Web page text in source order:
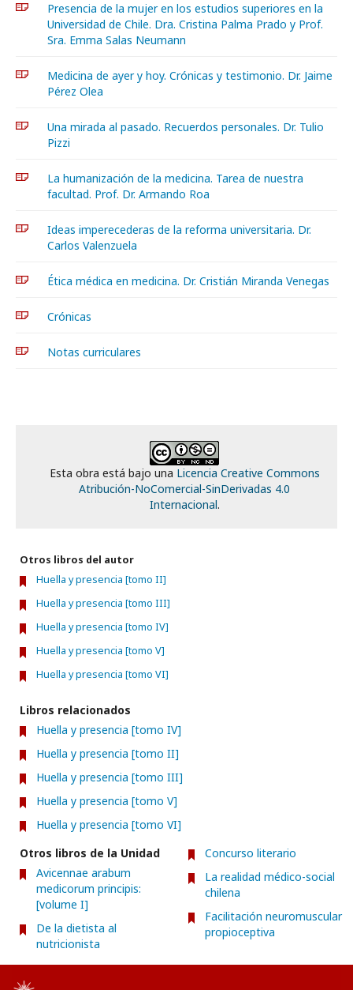
Presencia de la mujer en los estudios superiores en la
Universidad de Chile. Dra. Cristina Palma Prado y Prof.
Sra. Emma Salas Neumann
Medicina de ayer y hoy. Crónicas y testimonio. Dr. Jaime
Pérez Olea
Una mirada al pasado. Recuerdos personales. Dr. Tulio
Pizzi
La humanización de la medicina. Tarea de nuestra
facultad. Prof. Dr. Armando Roa
Ideas imperecederas de la reforma universitaria. Dr.
Carlos Valenzuela
Ética médica en medicina. Dr. Cristián Miranda Venegas
Crónicas
Notas curriculares
Esta obra está bajo una Licencia Creative Commons
Atribución-NoComercial-SinDerivadas 4.0
Internacional.
Otros libros del autor
Huella y presencia [tomo II]
Huella y presencia [tomo III]
Huella y presencia [tomo IV]
Huella y presencia [tomo V]
Huella y presencia [tomo VI]
Libros relacionados
Huella y presencia [tomo IV]
Huella y presencia [tomo II]
Huella y presencia [tomo III]
Huella y presencia [tomo V]
Huella y presencia [tomo VI]
Otros libros de la Unidad
Avicennae arabum
medicorum principis:
[volume I]
De la dietista al
nutricionista
Concurso literario
La realidad médico-social
chilena
Facilitación neuromuscular
propioceptiva